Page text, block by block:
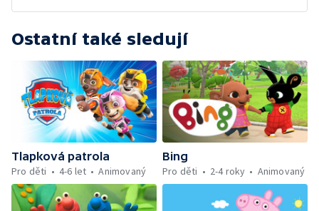
Ostatní také sledují
Tlapková patrola
Pro děti
4-6 let Animovaný
Bing
Pro děti
2-4 roky Animovaný